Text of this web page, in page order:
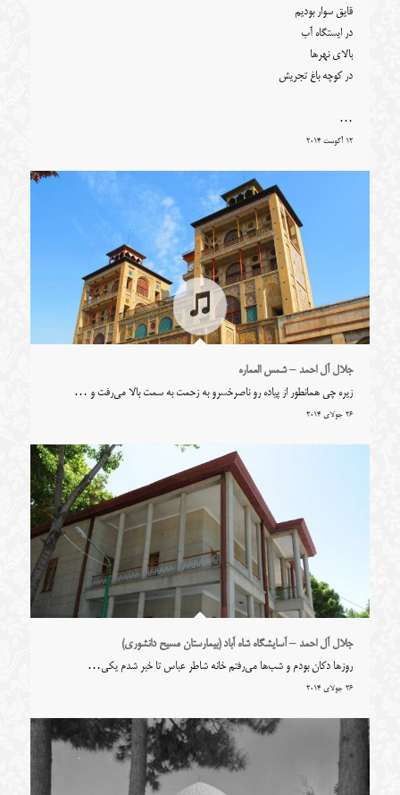
قایق سوار بودیم
در ایستگاه آب
بالای نهرها
در کوچه باغ تجریش
…
12 آگوست 2014
جلال آل احمد – شمس العماره
زیره چی همانطور از پیاده رو ناصرخسرو به زحمت به سمت بالا می‌رفت و …
26 جولای 2014
جلال آل احمد – آسایشگاه شاه آباد (بیمارستان مسیح دانشوری)
روز‌ها دکان بودم و شب‌ها می‌رفتم خانه شاطر عباس تا خبر شدم یکی…
26 جولای 2014